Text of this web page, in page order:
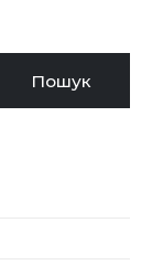
Пошук